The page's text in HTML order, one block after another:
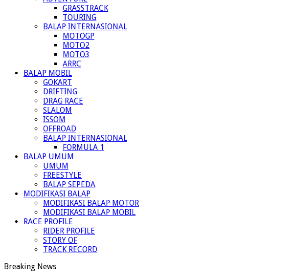
GRASSTRACK
TOURING
BALAP INTERNASIONAL
MOTOGP
MOTO2
MOTO3
ARRC
BALAP MOBIL
GOKART
DRIFTING
DRAG RACE
SLALOM
ISSOM
OFFROAD
BALAP INTERNASIONAL
FORMULA 1
BALAP UMUM
UMUM
FREESTYLE
BALAP SEPEDA
MODIFIKASI BALAP
MODIFIKASI BALAP MOTOR
MODIFIKASI BALAP MOBIL
RACE PROFILE
RIDER PROFILE
STORY OF
TRACK RECORD
Breaking News